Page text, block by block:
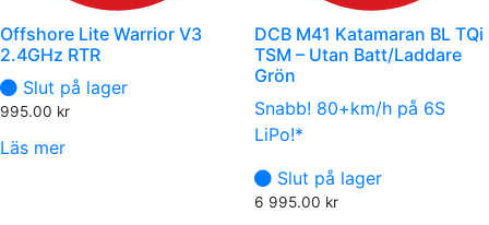
Offshore Lite Warrior V3
2.4GHz RTR
Slut på lager
995.00 kr
Läs mer
DCB M41 Katamaran BL TQi
TSM – Utan Batt/Laddare
Grön
Snabb! 80+km/h på 6S
LiPo!*
Slut på lager
6 995.00 kr